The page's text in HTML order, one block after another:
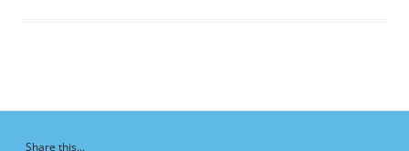
Share this...